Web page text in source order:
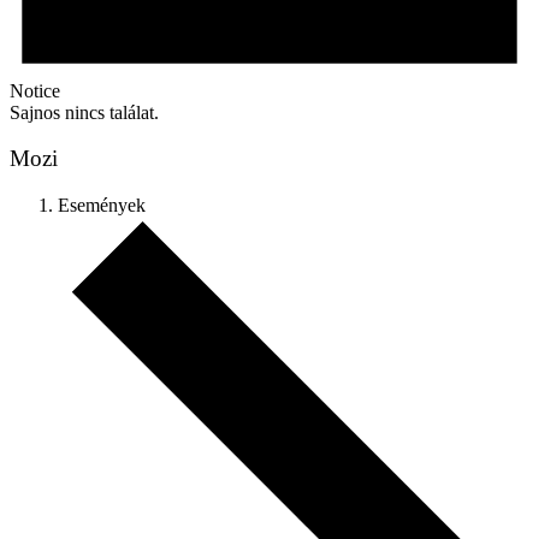
Notice
Sajnos nincs találat.
Mozi
Események